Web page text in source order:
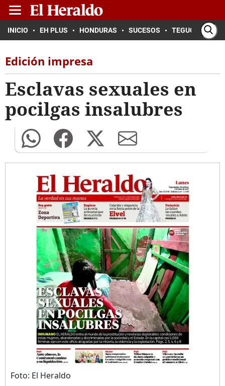
INICIO EH PLUS HONDURAS SUCESOS TEGUCIGALPA
Edición impresa
Esclavas sexuales en
pocilgas insalubres
Foto: El Heraldo